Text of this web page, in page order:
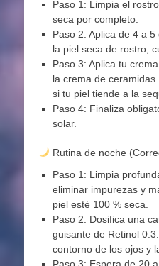
Paso 1: Limpia el
seca por completo.
Paso 2: Aplica de 4 a
la piel seca de rostro,
Paso 3: Aplica tu
la crema de ceramidas
si tu piel tiende a la
Paso 4: Finaliza
solar.
Rutina de noche
Paso 1: Limpia
eliminar impurezas y
piel esté 100 % seca.
Paso 2: Dosifica una
guisante de Retinol
contorno de los ojos y